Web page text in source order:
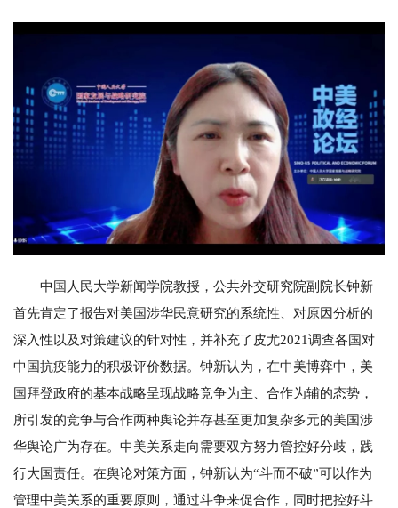
中国人民大学新闻学院教授，公共外交研究院副院长钟新
首先肯定了报告对美国涉华民意研究的系统性、对原因分析的
深入性以及对策建议的针对性，并补充了皮尤2021调查各国对
中国抗疫能力的积极评价数据。钟新认为，在中美博弈中，美
国拜登政府的基本战略呈现战略竞争为主、合作为辅的态势，
所引发的竞争与合作两种舆论并存甚至更加复杂多元的美国涉
华舆论广为存在。中美关系走向需要双方努力管控好分歧，践
行大国责任。在舆论对策方面，钟新认为“斗而不破”可以作为
管理中美关系的重要原则，通过斗争来促合作，同时把控好斗